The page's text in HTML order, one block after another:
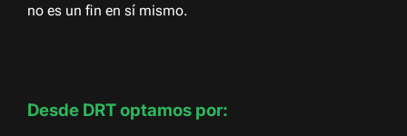
no es un fin en sí mismo.
Desde DRT optamos por: